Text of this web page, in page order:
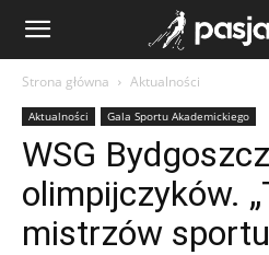
Strona główna Aktualności
Aktualności Gala Sportu Akademickiego
WSG
olimpijczyków.
mistrzów